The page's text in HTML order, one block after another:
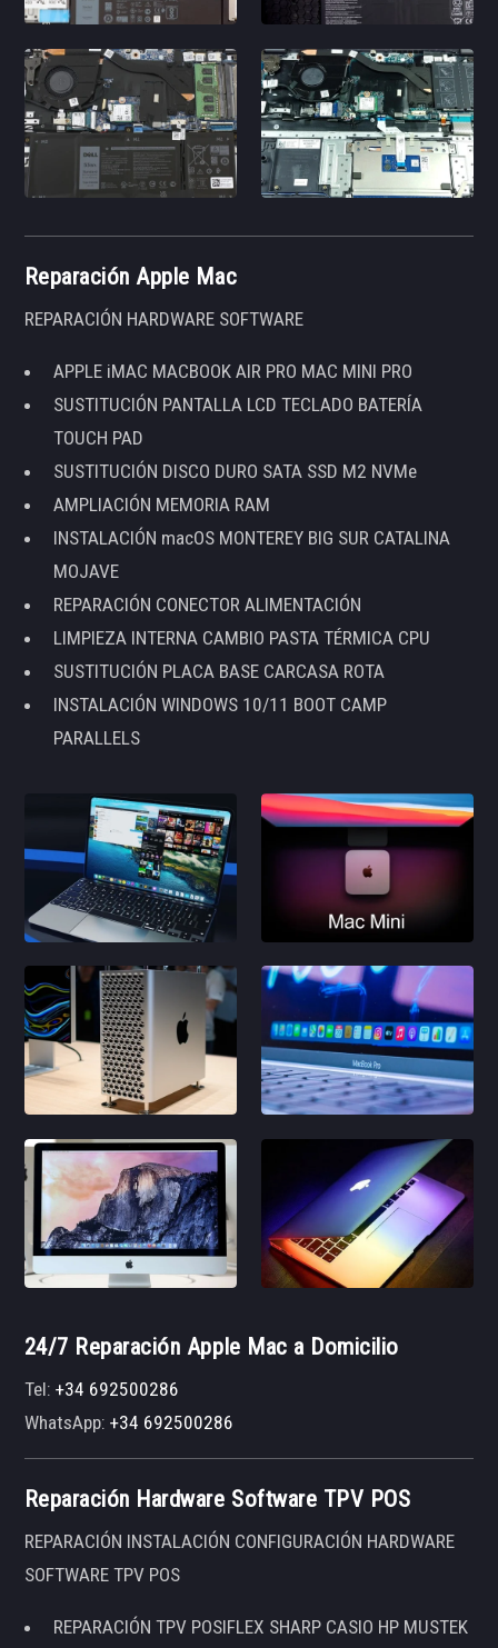
Reparación Apple Mac
REPARACIÓN HARDWARE SOFTWARE
APPLE iMAC MACBOOK AIR PRO MAC MINI PRO
SUSTITUCIÓN PANTALLA LCD TECLADO BATERÍA
TOUCH PAD
SUSTITUCIÓN DISCO DURO SATA SSD M2 NVMe
AMPLIACIÓN MEMORIA RAM
INSTALACIÓN macOS MONTEREY BIG SUR CATALINA
MOJAVE
REPARACIÓN CONECTOR ALIMENTACIÓN
LIMPIEZA INTERNA CAMBIO PASTA TÉRMICA CPU
SUSTITUCIÓN PLACA BASE CARCASA ROTA
INSTALACIÓN WINDOWS 10/11 BOOT CAMP
PARALLELS
24/7 Reparación Apple Mac a Domicilio
Tel:+34 692500286
WhatsApp:+34 692500286
Reparación Hardware Software TPV POS
REPARACIÓN INSTALACIÓN CONFIGURACIÓN HARDWARE
SOFTWARE TPV POS
REPARACIÓN TPV POSIFLEX SHARP CASIO HP MUSTEK